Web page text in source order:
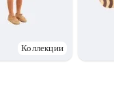
Коллекции